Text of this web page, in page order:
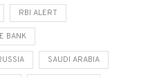
RBI ALERT
BANK
SAUDI ARABIA